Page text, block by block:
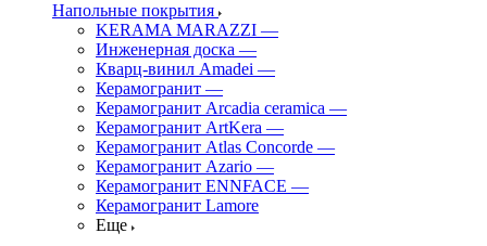
Напольные покрытия
KERAMA MARAZZI —
Инженерная доска —
Кварц-винил Amadei —
Керамогранит —
Керамогранит Arcadia ceramica —
Керамогранит ArtKera —
Керамогранит Atlas Concorde —
Керамогранит Azario —
Керамогранит ENNFACE —
Керамогранит Lamore
Еще